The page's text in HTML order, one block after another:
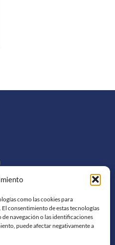
como las cookies para
consentimiento de estas tecnologías
navegación o las identificaciones
puede afectar negativamente a